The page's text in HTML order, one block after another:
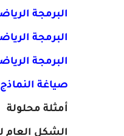
البرمجة
البرمجة
البرمجة
صياغة
أمثلة محلولة
الشكل العام